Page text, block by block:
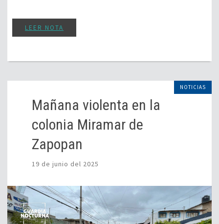
LEER NOTA
NOTICIAS
Mañana violenta en la
colonia Miramar de
Zapopan
19 de junio del 2025